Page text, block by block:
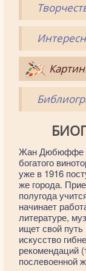
Жан Дюбюффе
богатого
уже в 1916
же города.
полугода
начинает
литературе,
ищет свой
искусство
рекомендаций
послевоенной